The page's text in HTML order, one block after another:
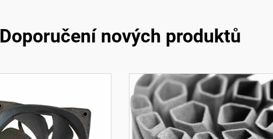
Doporučení nových produktů